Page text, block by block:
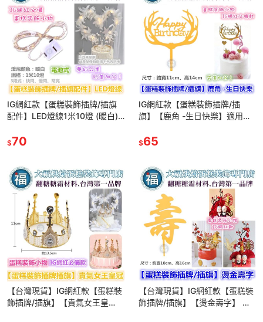
IG網紅款【蛋糕裝飾插牌/插旗
配件】LED燈線1米10燈 (暖白)
管裝飾拍照 LED
$70
IG網紅款【蛋糕裝飾插牌/插
旗】【鹿角 -生日快樂】適用翻
拍照下午茶惠爾通蛋白粉wilton
$65
【台灣現貨】IG網紅款【蛋糕裝
飾插牌/插旗】【貴氣女王皇
【台灣現貨】IG網紅款【蛋糕裝
飾插牌/插旗】【燙金壽字】 壽